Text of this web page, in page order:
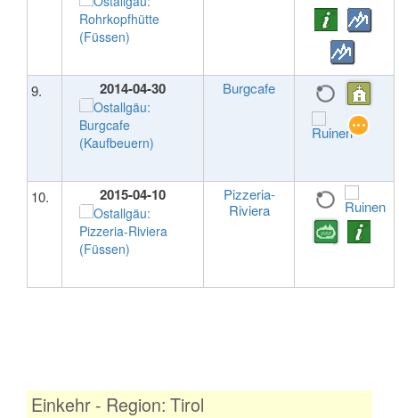
9. 2014-04-30 Burgcafe
10. 2015-04-10
Pizzeria-
Riviera
Einkehr - Region: Tirol